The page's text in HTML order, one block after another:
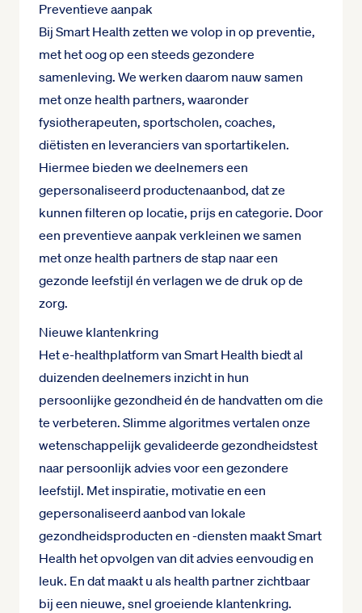
Preventieve aanpak
Bij Smart Health zetten we volop in op preventie,
met het oog op een steeds gezondere
samenleving. We werken daarom nauw samen
met onze health partners, waaronder
fysiotherapeuten, sportscholen, coaches,
diëtisten en leveranciers van sportartikelen.
Hiermee bieden we deelnemers een
gepersonaliseerd productenaanbod, dat ze
kunnen filteren op locatie, prijs en categorie. Door
een preventieve aanpak verkleinen we samen
met onze health partners de stap naar een
gezonde leefstijl én verlagen we de druk op de
zorg.
Nieuwe klantenkring
Het e-healthplatform van Smart Health biedt al
duizenden deelnemers inzicht in hun
persoonlijke gezondheid én de handvatten om die
te verbeteren. Slimme algoritmes vertalen onze
wetenschappelijk gevalideerde gezondheidstest
naar persoonlijk advies voor een gezondere
leefstijl. Met inspiratie, motivatie en een
gepersonaliseerd aanbod van lokale
gezondheidsproducten en -diensten maakt Smart
Health het opvolgen van dit advies eenvoudig en
leuk. En dat maakt u als health partner zichtbaar
bij een nieuwe, snel groeiende klantenkring.